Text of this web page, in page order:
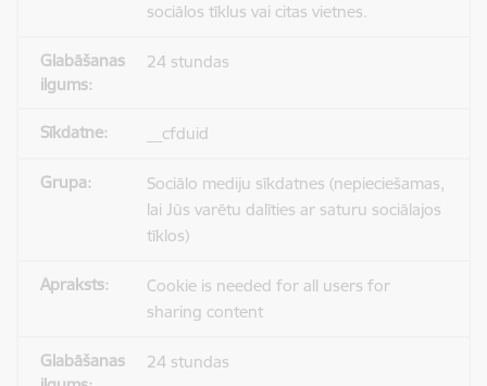
sociālos tīklus vai citas vietnes.
24 stundas
__cfduid
Sociālo mediju sīkdatnes (nepieciešamas,
lai Jūs varētu dalīties ar saturu sociālajos
tīklos)
Cookie is needed for all users for
sharing content
24 stundas